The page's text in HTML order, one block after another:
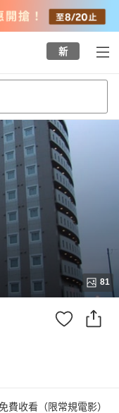
新
81
費收看（限常規電影）